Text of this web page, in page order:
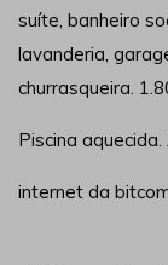
suíte, banheiro
lavanderia,
churrasqueira.
Piscina
internet da